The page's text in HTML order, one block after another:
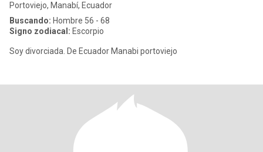
Portoviejo, Manabí, Ecuador
Buscando: Hombre 56 - 68
Signo zodiacal: Escorpio
Soy divorciada. De Ecuador Manabi portoviejo